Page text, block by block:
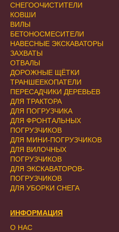
СНЕГООЧИСТИТЕЛИ
КОВШИ
ВИЛЫ
БЕТОНОСМЕСИТЕЛИ
НАВЕСНЫЕ ЭКСКАВАТОРЫ
ЗАХВАТЫ
ОТВАЛЫ
ДОРОЖНЫЕ ЩЁТКИ
ТРАНШЕЕКОПАТЕЛИ
ПЕРЕСАДЧИКИ ДЕРЕВЬЕВ
ДЛЯ ТРАКТОРА
ДЛЯ ПОГРУЗЧИКА
ДЛЯ ФРОНТАЛЬНЫХ
ПОГРУЗЧИКОВ
ДЛЯ МИНИ-ПОГРУЗЧИКОВ
ДЛЯ ВИЛОЧНЫХ
ПОГРУЗЧИКОВ
ДЛЯ ЭКСКАВАТОРОВ-
ПОГРУЗЧИКОВ
ДЛЯ УБОРКИ СНЕГА
ИНФОРМАЦИЯ
О НАС